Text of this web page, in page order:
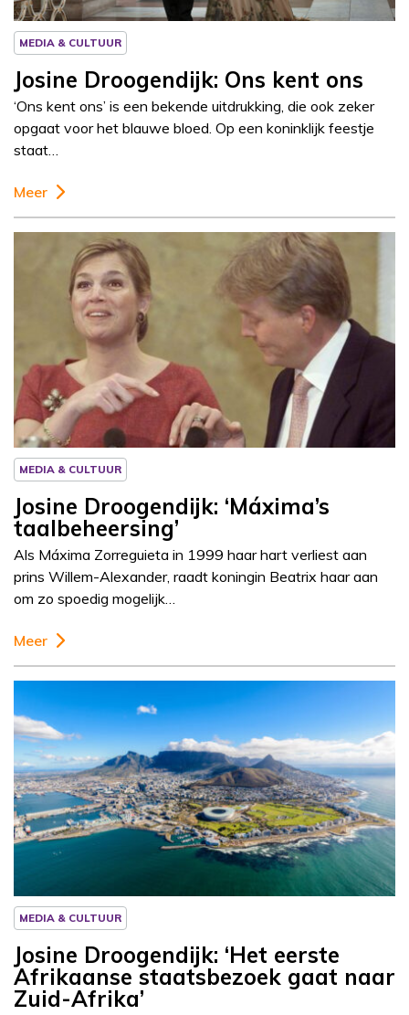
MEDIA & CULTUUR
Josine Droogendijk: Ons kent ons
‘Ons kent ons’ is een bekende uitdrukking, die ook zeker
opgaat voor het blauwe bloed. Op een koninklijk feestje
staat…
Meer
Column
Josine Droogendijk
MEDIA & CULTUUR
Josine Droogendijk: ‘Máxima’s
taalbeheersing’
Als Máxima Zorreguieta in 1999 haar hart verliest aan
prins Willem-Alexander, raadt koningin Beatrix haar aan
om zo spoedig mogelijk…
Meer
Column
Josine Droogendijk
MEDIA & CULTUUR
Josine Droogendijk: ‘Het eerste
Afrikaanse staatsbezoek gaat naar
Zuid-Afrika’